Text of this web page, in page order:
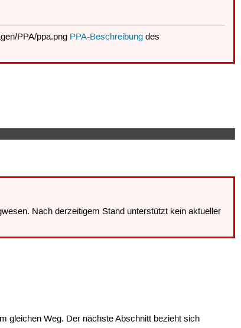
PPA-Beschreibung des
Nach derzeitigem Stand unterstützt kein aktueller
gleichen Weg. Der nächste Abschnitt bezieht sich